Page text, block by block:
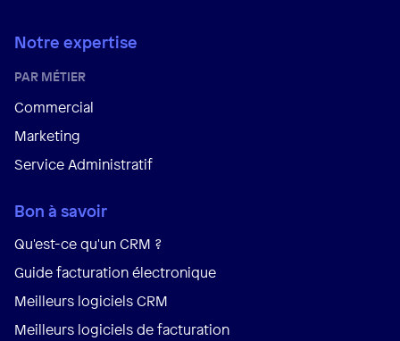
Notre expertise
PAR MÉTIER
Commercial
Marketing
Service Administratif
Bon à savoir
Qu'est-ce qu'un CRM ?
Guide facturation électronique
Meilleurs logiciels CRM
Meilleurs logiciels de facturation